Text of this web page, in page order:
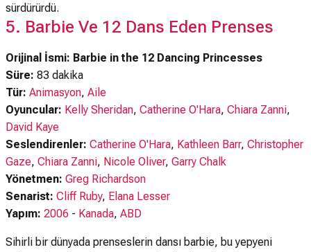
sürdürürdü.
5. Barbie Ve 12 Dans Eden Prenses
Orijinal İsmi: Barbie in the 12 Dancing Princesses
Süre: 83 dakika
Tür: Animasyon, Aile
Oyuncular: Kelly Sheridan, Catherine O'Hara, Chiara Zanni,
David Kaye
Seslendirenler: Catherine O'Hara, Kathleen Barr, Christopher
Gaze, Chiara Zanni, Nicole Oliver, Garry Chalk
Yönetmen: Greg Richardson
Senarist: Cliff Ruby, Elana Lesser
Yapım: 2006 - Kanada, ABD
Sihirli bir dünyada prenseslerin dansı barbie, bu yepyeni